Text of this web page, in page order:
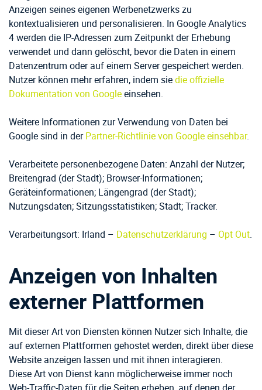
Anzeigen seines eigenen Werbenetzwerks zu
kontextualisieren und personalisieren. In Google Analytics
4 werden die IP-Adressen zum Zeitpunkt der Erhebung
verwendet und dann gelöscht, bevor die Daten in einem
Datenzentrum oder auf einem Server gespeichert werden.
Nutzer können mehr erfahren, indem siedie offizielle
Dokumentation von Googleeinsehen.
Weitere Informationen zur Verwendung von Daten bei
Google sind in derPartner-Richtlinie von Google einsehbar.
Verarbeitete personenbezogene Daten: Anzahl der Nutzer;
Breitengrad (der Stadt); Browser-Informationen;
Geräteinformationen; Längengrad (der Stadt);
Nutzungsdaten; Sitzungsstatistiken; Stadt; Tracker.
Verarbeitungsort: Irland – Datenschutzerklärung – Opt Out.
Anzeigen von Inhalten
externer Plattformen
Mit dieser Art von Diensten können Nutzer sich Inhalte, die
auf externen Plattformen gehostet werden, direkt über diese
Website anzeigen lassen und mit ihnen interagieren.
Diese Art von Dienst kann möglicherweise immer noch
Web-Traffic-Daten für die Seiten erheben, auf denen der